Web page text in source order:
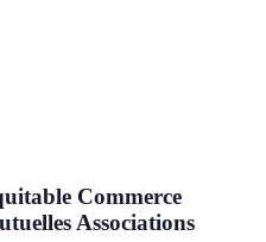
Commerce
Associations